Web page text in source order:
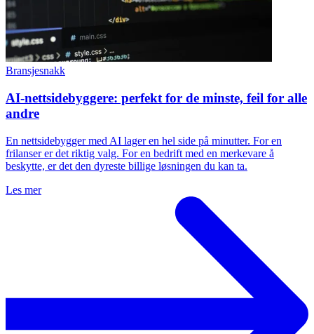
Bransjesnakk
AI-nettsidebyggere: perfekt for de minste, feil for alle
andre
En nettsidebygger med AI lager en hel side på minutter. For en
frilanser er det riktig valg. For en bedrift med en merkevare å
beskytte, er det den dyreste billige løsningen du kan ta.
Les mer